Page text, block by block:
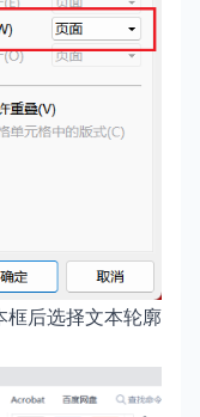
框后选择文本轮廓